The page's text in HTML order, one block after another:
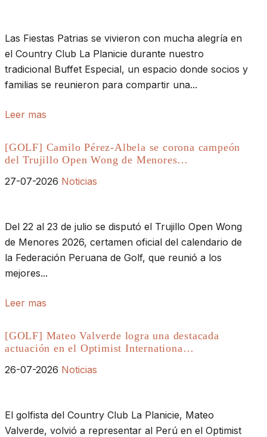
Las Fiestas Patrias se vivieron con mucha alegría en
el Country Club La Planicie durante nuestro
tradicional Buffet Especial, un espacio donde socios y
familias se reunieron para compartir una...
Leer mas
[GOLF] Camilo Pérez-Albela se corona campeón
del Trujillo Open Wong de Menores…
27-07-2026 Noticias
Del 22 al 23 de julio se disputó el Trujillo Open Wong
de Menores 2026, certamen oficial del calendario de
la Federación Peruana de Golf, que reunió a los
mejores...
Leer mas
[GOLF] Mateo Valverde logra una destacada
actuación en el Optimist Internationa…
26-07-2026 Noticias
El golfista del Country Club La Planicie, Mateo
Valverde, volvió a representar al Perú en el Optimist